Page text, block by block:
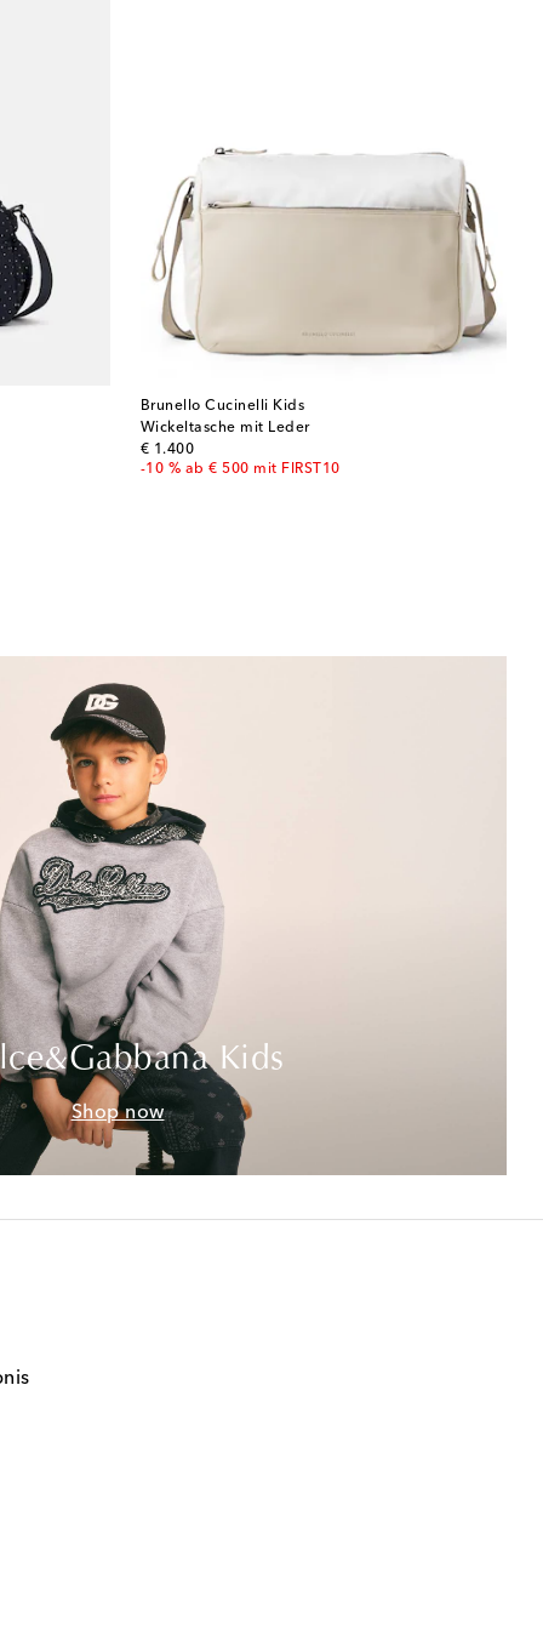
Brunello Cucinelli Kids
Wickeltasche mit Leder
€ 1.400
original price
-10 % ab € 500 mit FIRST10
Kids
Shop now